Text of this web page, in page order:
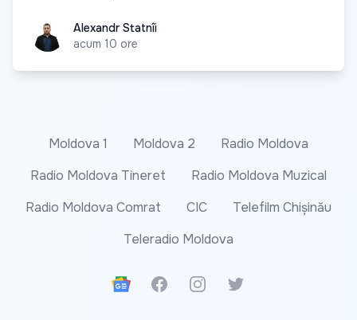
Alexandr Statnîi
Alexandr Statnîi
acum 10 ore
Moldova 1 Moldova 2
Radio Moldova
Radio Moldova Tineret
Radio Moldova Muzical
Radio Moldova Comrat
CIC
Telefilm Chișinău
Teleradio Moldova
Google News
FacebookInstagramTwitter